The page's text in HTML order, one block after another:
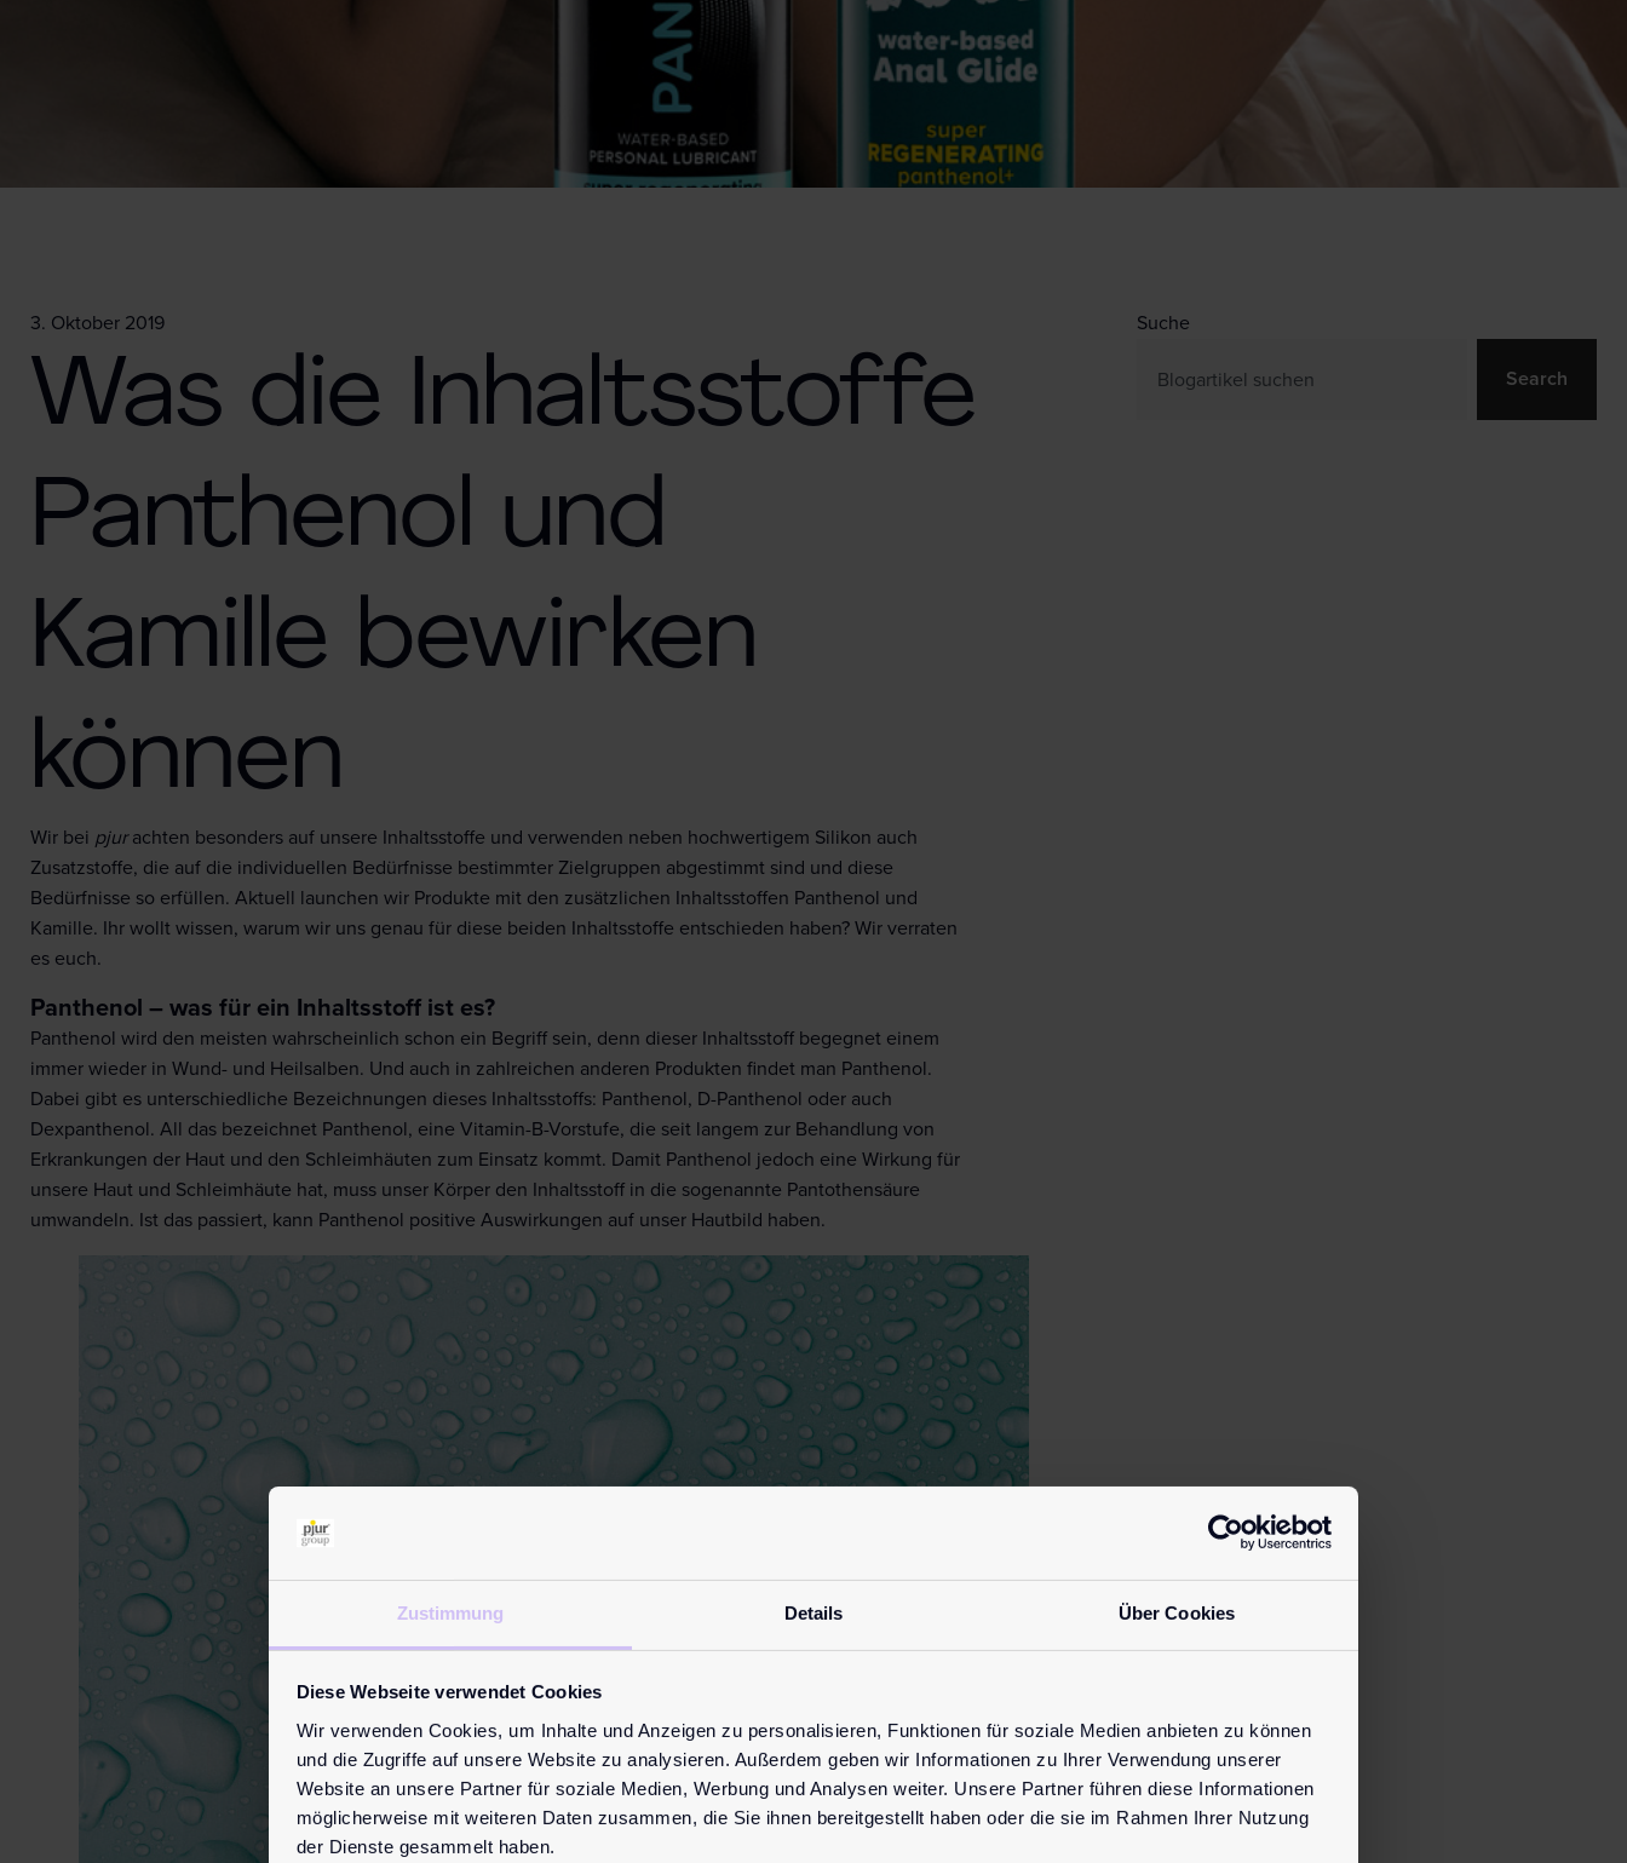
Zustimmung Details Über Cookies
Diese Webseite verwendet Cookies
Wir verwenden Cookies, um Inhalte und Anzeigen zu personalisieren, Funktionen für soziale Medien anbieten zu können
und die Zugriffe auf unsere Website zu analysieren. Außerdem geben wir Informationen zu Ihrer Verwendung unserer
Website an unsere Partner für soziale Medien, Werbung und Analysen weiter. Unsere Partner führen diese Informationen
möglicherweise mit weiteren Daten zusammen, die Sie ihnen bereitgestellt haben oder die sie im Rahmen Ihrer Nutzung
der Dienste gesammelt haben.
3. Oktober 2019
Was die Inhaltsstoffe
Panthenol und
Kamille bewirken
können
Wir bei pjurachten besonders auf unsere Inhaltsstoffe und verwenden neben hochwertigem Silikon auch
Zusatzstoffe, die auf die individuellen Bedürfnisse bestimmter Zielgruppen abgestimmt sind und diese
Bedürfnisse so erfüllen. Aktuell launchen wir Produkte mit den zusätzlichen Inhaltsstoffen Panthenol und
Kamille. Ihr wollt wissen, warum wir uns genau für diese beiden Inhaltsstoffe entschieden haben? Wir verraten
es euch.
Panthenol – was für ein Inhaltsstoff ist es?
Panthenol wird den meisten wahrscheinlich schon ein Begriff sein, denn dieser Inhaltsstoff begegnet einem
immer wieder in Wund- und Heilsalben. Und auch in zahlreichen anderen Produkten findet man Panthenol.
Dabei gibt es unterschiedliche Bezeichnungen dieses Inhaltsstoffs: Panthenol, D-Panthenol oder auch
Dexpanthenol. All das bezeichnet Panthenol, eine Vitamin-B-Vorstufe, die seit langem zur Behandlung von
Erkrankungen der Haut und den Schleimhäuten zum Einsatz kommt. Damit Panthenol jedoch eine Wirkung für
unsere Haut und Schleimhäute hat, muss unser Körper den Inhaltsstoff in die sogenannte Pantothensäure
umwandeln. Ist das passiert, kann Panthenol positive Auswirkungen auf unser Hautbild haben.
Suche
Search